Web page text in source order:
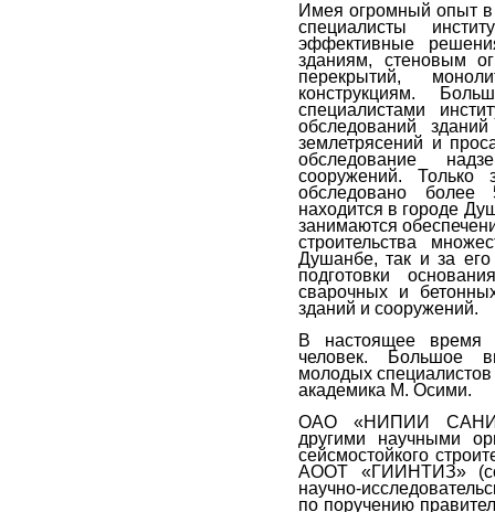
Имея огромный опыт в
специалисты
эффективные
зданиям, стеновым
перекрытий,
конструкциям.
специалистами
обследований
землетрясений и
обследование
сооружений. Только
обследовано
находится в городе
занимаются
строительства
Душанбе, так и за его
подготовки
сварочных и
зданий и сооружений.
В настоящее время
человек. Большое
молодых
академика М. Осими.
ОАО «НИПИИ
другими научными
сейсмостойкого
АООТ «ГИИНТИЗ»
научно-
по поручению